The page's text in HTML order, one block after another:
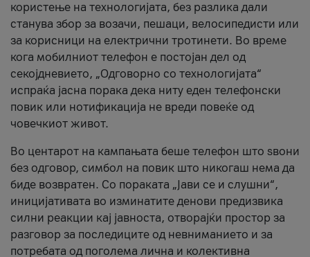
користење на технологијата, без разлика дали
станува збор за возачи, пешаци, велосипедисти или
за корисници на електрични тротинети. Во време
кога мобилниот телефон е постојан дел од
секојдневието, „Одговорно со технологијата“
испраќа јасна порака дека ниту еден телефонски
повик или нотификација не вреди повеќе од
човечкиот живот.
Во центарот на кампањата беше телефон што ѕвони
без одговор, симбол на повик што никогаш нема да
биде возвратен. Со пораката „Јави се и слушни“,
иницијативата во изминатите денови предизвика
силни реакции кај јавноста, отворајќи простор за
разговор за последиците од невниманието и за
потребата од поголема лична и колективна